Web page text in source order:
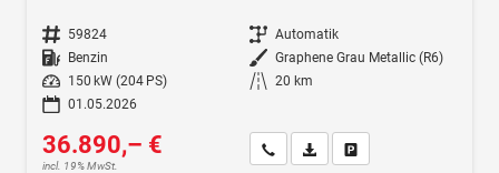
Fahrzeugnr. 59824 Getriebe Automatik
Kraftstoff Benzin Außenfarbe Graphene Grau Metallic (R6)
Leistung
150 kW (204 PS) Kilometerstand 20 km
01.05.2026
36.890,– €
incl. 19% MwSt.
Wir rufen Sie anFahrzeugexposé (PDF)